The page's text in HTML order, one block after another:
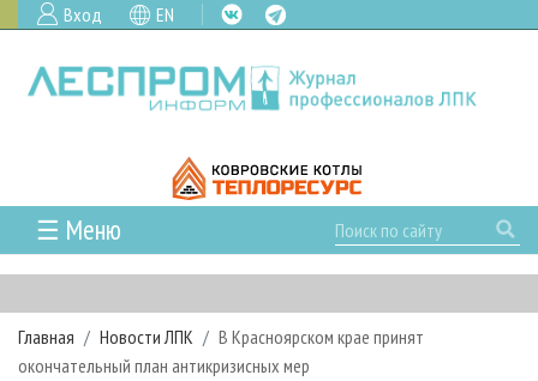
Вход EN
☰ Меню
ГЛАВНАЯ
РУБРИКИ И ТЕМЫ
РУБРИКИ ЖУРНАЛА
НОВОСТИ
Главная Новости ЛПК
В Красноярском крае принят
окончательный план антикризисных мер